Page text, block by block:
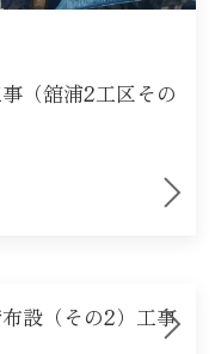
（舘浦2工区その
設（その2）工事